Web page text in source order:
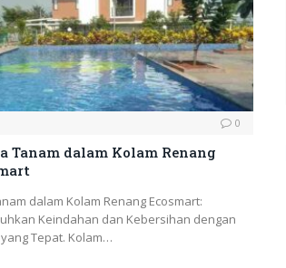
0
Tanam dalam Kolam Renang
dalam Kolam Renang Ecosmart:
Keindahan dan Kebersihan dengan
Tepat. Kolam…